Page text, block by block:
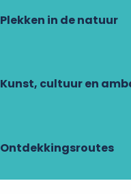
Plekken in de natuur
Kunst, cultuur en
Ontdekkingsroutes